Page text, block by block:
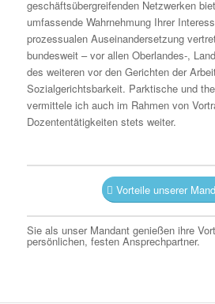
geschäftsübergreifenden Netzwerken
umfassende Wahrnehmung Ihrer
prozessualen Auseinandersetzung
bundesweit – vor allen Oberlandes-,
des weiteren vor den Gerichten der
Sozialgerichtsbarkeit. Parktische und
vermittele ich auch im Rahmen von
Dozententätigkeiten stets weiter.
Vorteile unserer
Sie als unser Mandant genießen ihre
persönlichen, festen Ansprechpartner.